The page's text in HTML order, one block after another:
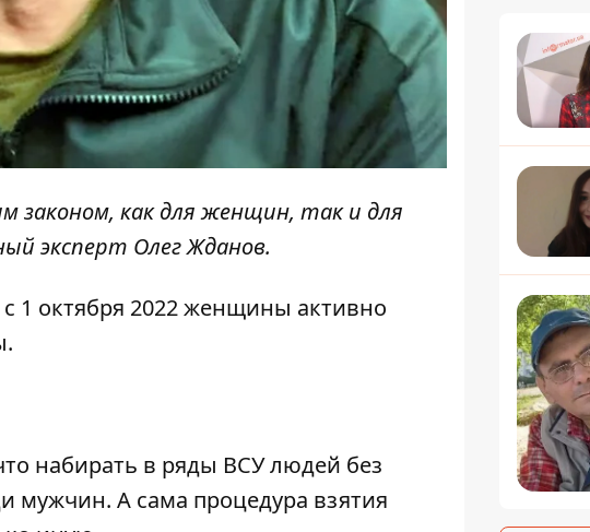
законом, как для женщин, так и для
эксперт Олег Жданов.
с 1 октября 2022 женщины активно
набирать в ряды ВСУ людей без
мужчин. А сама процедура взятия